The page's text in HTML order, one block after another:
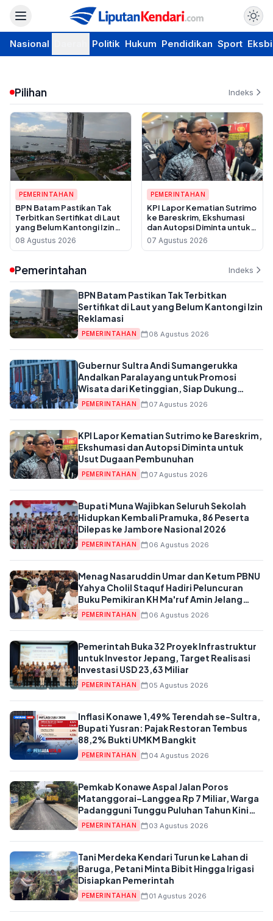
Nasional Politik Hukum Pendidikan Sport
Pilihan Indeks
PEMERINTAHAN
BPN Batam Pastikan Tak
Terbitkan Sertifikat di Laut
yang Belum Kantongi Izin
Reklamasi
08 Agustus 2026
PEMERINTAHAN
KPI Lapor Kematian Sutrimo
ke Bareskrim, Ekshumasi
dan Autopsi Diminta untuk
Usut Dugaan Pembunuhan
07 Agustus 2026
Pemerintahan Indeks
BPN Batam Pastikan Tak Terbitkan
Sertifikat di Laut yang Belum Kantongi Izin
Reklamasi
PEMERINTAHAN 08 Agustus 2026
Gubernur Sultra Andi Sumangerukka
Andalkan Paralayang untuk Promosi
Wisata dari Ketinggian, Siap Dukung
Anggaran APBD
PEMERINTAHAN 07 Agustus 2026
KPI Lapor Kematian Sutrimo ke Bareskrim,
Ekshumasi dan Autopsi Diminta untuk
Usut Dugaan Pembunuhan
PEMERINTAHAN 07 Agustus 2026
Bupati Muna Wajibkan Seluruh Sekolah
Hidupkan Kembali Pramuka, 86 Peserta
Dilepas ke Jambore Nasional 2026
PEMERINTAHAN 06 Agustus 2026
Menag Nasaruddin Umar dan Ketum PBNU
Yahya Cholil Staquf Hadiri Peluncuran
Buku Pemikiran KH Ma'ruf Amin Jelang
Muktamar NU ke-35
PEMERINTAHAN 06 Agustus 2026
Pemerintah Buka 32 Proyek Infrastruktur
untuk Investor Jepang, Target Realisasi
Investasi USD 23,63 Miliar
PEMERINTAHAN 05 Agustus 2026
Inflasi Konawe 1,49% Terendah se-Sultra,
Bupati Yusran: Pajak Restoran Tembus
88,2% Bukti UMKM Bangkit
PEMERINTAHAN 04 Agustus 2026
Pemkab Konawe Aspal Jalan Poros
Matanggorai–Langgea Rp 7 Miliar, Warga
Padangguni Tunggu Puluhan Tahun Kini
Tersambung
PEMERINTAHAN 03 Agustus 2026
Tani Merdeka Kendari Turun ke Lahan di
Baruga, Petani Minta Bibit Hingga Irigasi
Disiapkan Pemerintah
PEMERINTAHAN 01 Agustus 2026